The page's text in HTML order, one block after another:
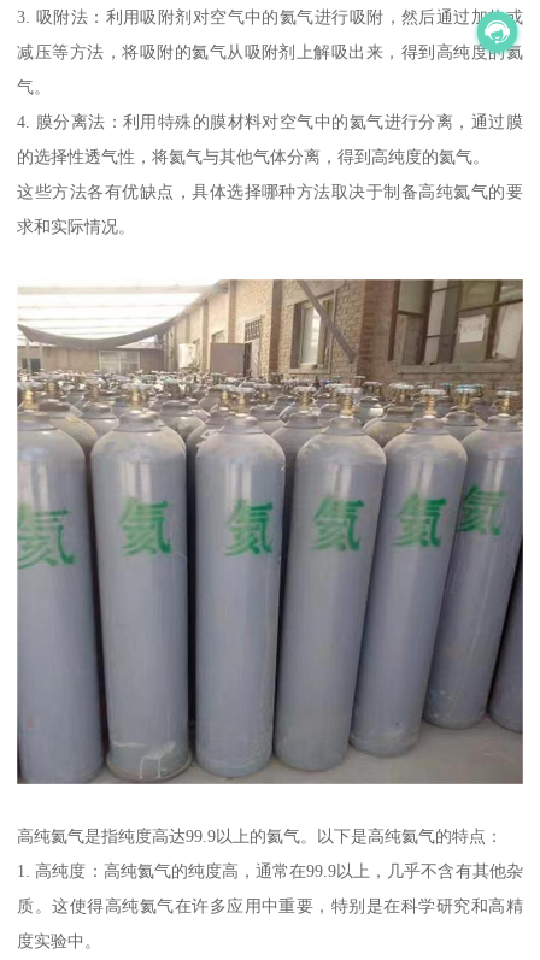
3. 吸附法：利用吸附剂对空气中的氦气进行吸附，然后通过加热或
减压等方法，将吸附的氦气从吸附剂上解吸出来，得到高纯度的氦
气。
4. 膜分离法：利用特殊的膜材料对空气中的氦气进行分离，通过膜
的选择性透气性，将氦气与其他气体分离，得到高纯度的氦气。
这些方法各有优缺点，具体选择哪种方法取决于制备高纯氦气的要
求和实际情况。
高纯氦气是指纯度高达99.9以上的氦气。以下是高纯氦气的特点：
1. 高纯度：高纯氦气的纯度高，通常在99.9以上，几乎不含有其他杂
质。这使得高纯氦气在许多应用中重要，特别是在科学研究和高精
度实验中。